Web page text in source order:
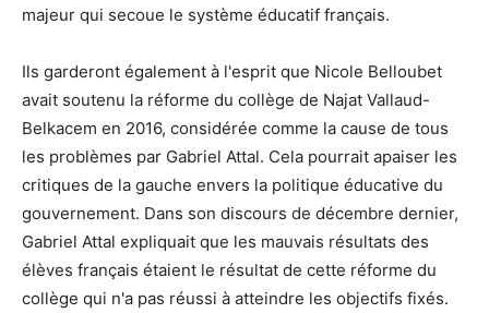
majeur qui secoue le système éducatif français.
Ils garderont également à l'esprit que Nicole Belloubet
avait soutenu la réforme du collège de Najat Vallaud-
Belkacem en 2016, considérée comme la cause de tous
les problèmes par Gabriel Attal. Cela pourrait apaiser les
critiques de la gauche envers la politique éducative du
gouvernement. Dans son discours de décembre dernier,
Gabriel Attal expliquait que les mauvais résultats des
élèves français étaient le résultat de cette réforme du
collège qui n'a pas réussi à atteindre les objectifs fixés.